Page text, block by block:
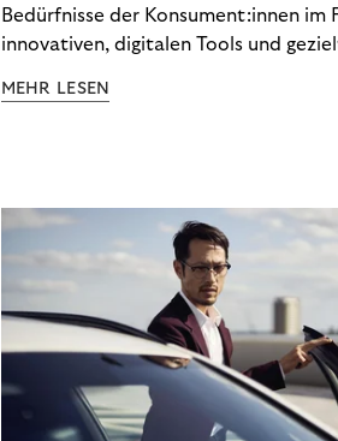
Bedürfnisse der Konsument:innen im
innovativen, digitalen Tools und
ein Leben in finanzieller Freiheit zu
MEHR LESEN